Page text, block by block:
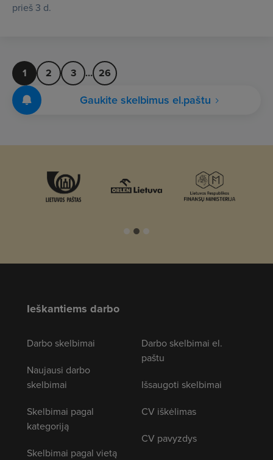
prieš 3 d.
1 2 3 ... 26
Gaukite skelbimus el.paštu
Ieškantiems darbo
Darbo skelbimai
Naujausi darbo
skelbimai
Skelbimai pagal
kategoriją
Skelbimai pagal vietą
Darbo skelbimai el.
paštu
Išsaugoti skelbimai
CV iškėlimas
CV pavyzdys